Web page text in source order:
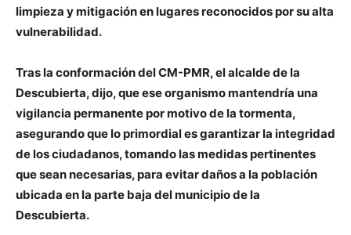
limpieza y mitigación en lugares reconocidos por su alta
vulnerabilidad.
Tras la conformación del CM-PMR, el alcalde de la
Descubierta, dijo, que ese organismo mantendría una
vigilancia permanente por motivo de la tormenta,
asegurando que lo primordial es garantizar la integridad
de los ciudadanos, tomando las medidas pertinentes
que sean necesarias, para evitar daños a la población
ubicada en la parte baja del municipio de la
Descubierta.